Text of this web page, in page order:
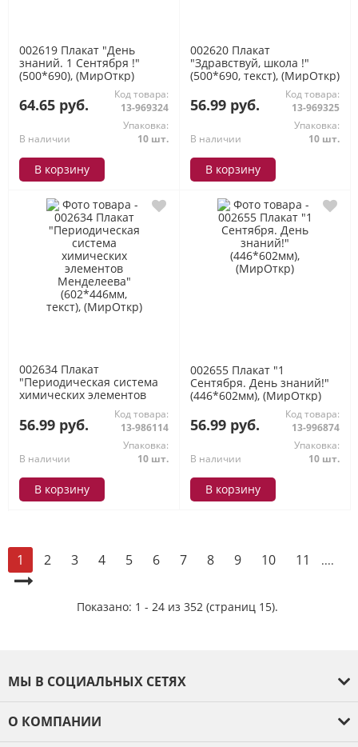
002619 Плакат "День
знаний. 1 Сентября !"
(500*690), (МирОткр)
64.65 руб.
Код товара:
13-969324
В наличии
Упаковка:
10 шт.
В корзину
002620 Плакат
"Здравствуй, школа !"
(500*690, текст), (МирОткр)
56.99 руб.
Код товара:
13-969325
В наличии
Упаковка:
10 шт.
В корзину
002634 Плакат
"Периодическая система
химических элементов
Менделеева" (602*446мм,
текст), (МирОткр)
56.99 руб.
Код товара:
13-986114
В наличии
Упаковка:
10 шт.
В корзину
002655 Плакат "1
Сентября. День знаний!"
(446*602мм), (МирОткр)
56.99 руб.
Код товара:
13-996874
В наличии
Упаковка:
10 шт.
В корзину
1 2 3 4 5 6 7 8 9 10 11 ....
Показано: 1 - 24 из 352 (страниц 15).
МЫ В СОЦИАЛЬНЫХ СЕТЯХ
О КОМПАНИИ